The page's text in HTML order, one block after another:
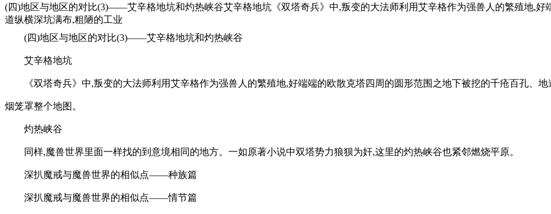
(四)地区与地区的对比(3)——艾辛格地坑和灼热峡谷艾辛格地坑《双塔奇兵》中,叛变的大法师利用艾辛格作为强兽人的繁殖地,
道纵横深坑满布,粗陋的工业
(四)地区与地区的对比(3)——艾辛格地坑和灼热峡谷
艾辛格地坑
《双塔奇兵》中,叛变的大法师利用艾辛格作为强兽人的繁殖地,好端端的欧散克塔四周的圆形范围之地下被挖的千疮百孔、
烟笼罩整个地图。
灼热峡谷
同样,魔兽世界里面一样找的到意境相同的地方。一如原著小说中双塔势力狼狈为奸,这里的灼热峡谷也紧邻燃烧平原。
深扒魔戒与魔兽世界的相似点——种族篇
深扒魔戒与魔兽世界的相似点——情节篇